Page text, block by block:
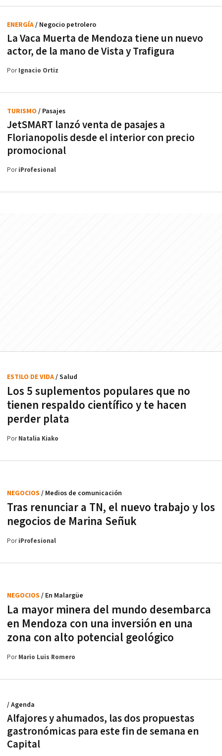
La Vaca Muerta de Mendoza tiene un nuevo
actor, de la mano de Vista y Trafigura
ENERGÍA/ Negocio petrolero
PorIgnacio Ortiz
JetSMART lanzó venta de pasajes a
Florianopolis desde el interior con precio
promocional
TURISMO / Pasajes
PoriProfesional
Los 5 suplementos populares que no
tienen respaldo científico y te hacen
perder plata
ESTILO DE VIDA/ Salud
PorNatalia Kiako
Tras renunciar a TN, el nuevo trabajo y los
negocios de Marina Señuk
NEGOCIOS / Medios de comunicación
PoriProfesional
La mayor minera del mundo desembarca
en Mendoza con una inversión en una
zona con alto potencial geológico
NEGOCIOS / En Malargüe
PorMario Luis Romero
Alfajores y ahumados, las dos propuestas
gastronómicas para este fin de semana en
Capital
/ Agenda